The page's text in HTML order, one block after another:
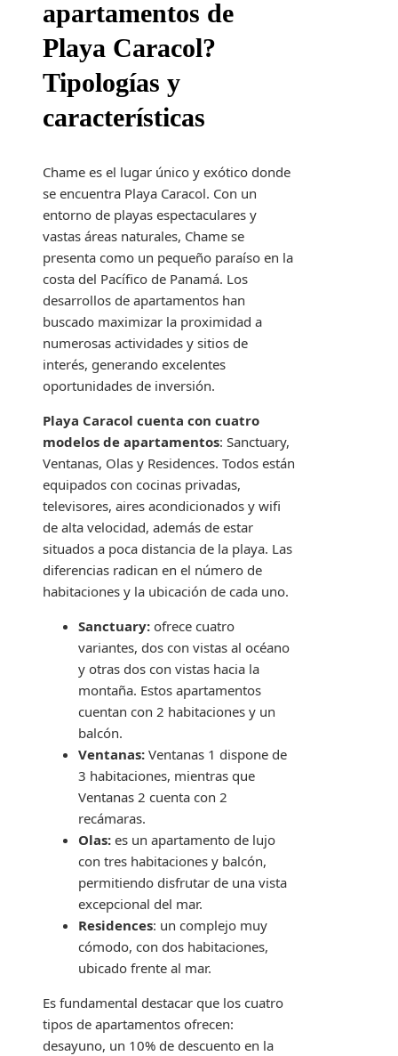
apartamentos de
Playa Caracol?
Tipologías y
características
Chame es el lugar único y exótico donde
se encuentra Playa Caracol. Con un
entorno de playas espectaculares y
vastas áreas naturales, Chame se
presenta como un pequeño paraíso en la
costa del Pacífico de Panamá. Los
desarrollos de apartamentos han
buscado maximizar la proximidad a
numerosas actividades y sitios de
interés, generando excelentes
oportunidades de inversión.
Playa Caracol cuenta con cuatro
modelos de apartamentos: Sanctuary,
Ventanas, Olas y Residences. Todos están
equipados con cocinas privadas,
televisores, aires acondicionados y wifi
de alta velocidad, además de estar
situados a poca distancia de la playa. Las
diferencias radican en el número de
habitaciones y la ubicación de cada uno.
Sanctuary: ofrece cuatro
variantes, dos con vistas al océano
y otras dos con vistas hacia la
montaña. Estos apartamentos
cuentan con 2 habitaciones y un
balcón.
Ventanas: Ventanas 1 dispone de
3 habitaciones, mientras que
Ventanas 2 cuenta con 2
recámaras.
Olas: es un apartamento de lujo
con tres habitaciones y balcón,
permitiendo disfrutar de una vista
excepcional del mar.
Residences: un complejo muy
cómodo, con dos habitaciones,
ubicado frente al mar.
Es fundamental destacar que los cuatro
tipos de apartamentos ofrecen:
desayuno, un 10% de descuento en la